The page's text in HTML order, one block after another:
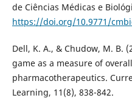
de Ciências Médicas e
https://doi.org/10.9771/
Dell, K. A., & Chudow, M. B.
game as a measure of
pharmacotherapeutics.
Learning, 11(8), 838-842.